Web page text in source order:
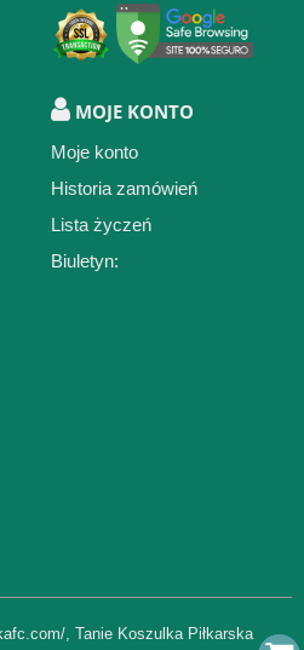
MOJE KONTO
Moje konto
Historia zamówień
Lista życzeń
Biuletyn:
Tanie Koszulka Piłkarska